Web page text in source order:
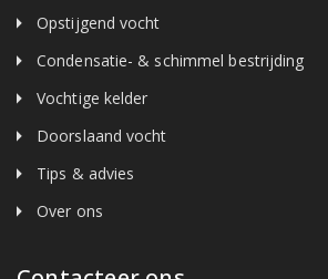
Opstijgend vocht
Condensatie- & schimmel bestrijding
Vochtige kelder
Doorslaand vocht
Tips & advies
Over ons